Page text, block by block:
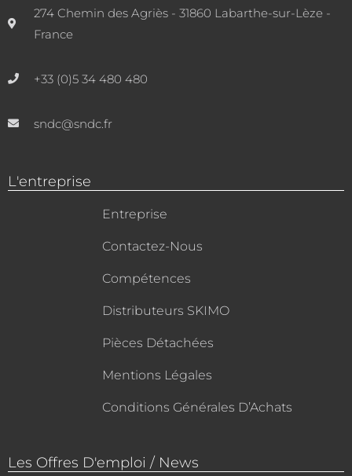
274 Chemin des Agriès - 31860 Labarthe-sur-Lèze -
France
+33 (0)5 34 480 480
sndc@sndc.fr
L'entreprise
Entreprise
Contactez-Nous
Compétences
Distributeurs SKIMO
Pièces Détachées
Mentions Légales
Conditions Générales D’Achats
Les Offres D'emploi / News